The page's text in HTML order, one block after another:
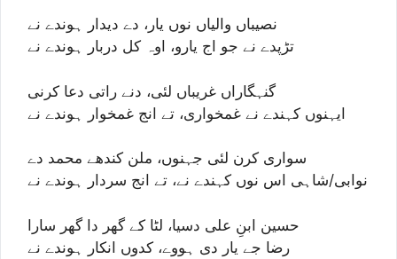
نصیباں والیاں نوں یار، دے دیدار ہوندے نے
تڑپدے نے جو اج یارو، اوہ کل دربار ہوندے نے
گنہگاراں غریباں لئی، دنے راتی دعا کرنی
ایہنوں کہندے نے غمخواری، تے انج غمخوار ہوندے نے
سواری کرن لئی جہنوں، ملن کندھے محمد دے
نوابی/شاہی اس نوں کہندے نے، تے انج سردار ہوندے نے
حسین ابنِ علی دسیا، لٹا کے گھر دا گھر سارا
رضا جے یار دی ہووے، کدوں انکار ہوندے نے